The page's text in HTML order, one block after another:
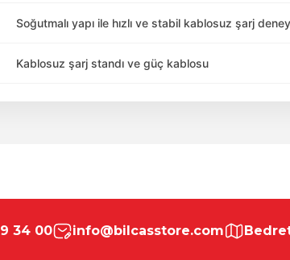
Soğutmalı yapı ile hızlı ve stabil kablosuz şarj
Kablosuz şarj standı ve güç kablosu
34 00 info@bilcasstore.com